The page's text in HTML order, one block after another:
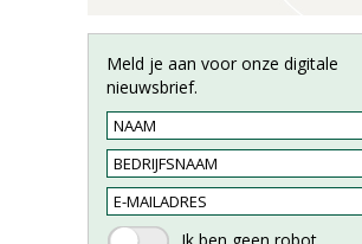
Meld je aan voor onze digitale
nieuwsbrief.